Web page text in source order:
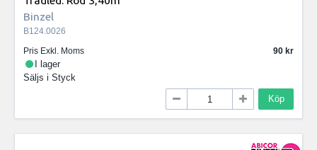
Binzel
B124.0026
Pris Exkl. Moms
90
I lager
Säljs i Styck
Köp